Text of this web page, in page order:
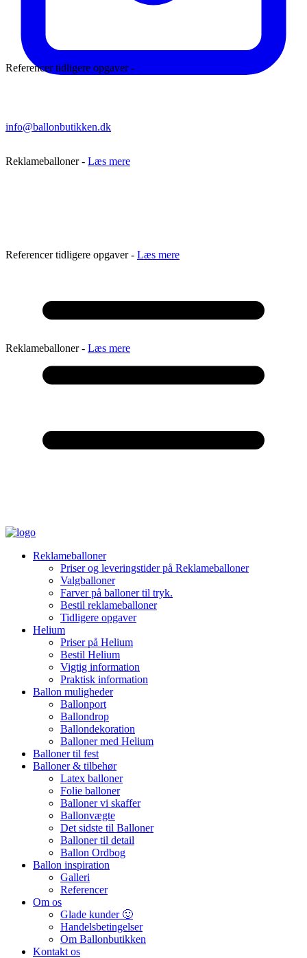
info@ballonbutikken.dk
Referencer tidligere opgaver -
Reklameballoner
Priser og leveringstider på Reklameballoner
Valgballoner
Farver på balloner til tryk.
Bestil reklameballoner
Tidligere opgaver
Helium
Priser på Helium
Bestil Helium
Vigtig information
Praktisk information
Ballon muligheder
Ballonport
Ballondrop
Ballondekoration
Balloner med Helium
Balloner til fest
Balloner & tilbehør
Latex balloner
Folie balloner
Balloner vi skaffer
Ballonvægte
Det sidste til Balloner
Balloner til detail
Ballon Ordbog
Ballon inspiration
Galleri
Referencer
Om os
Glade kunder 🙂
Handelsbetingelser
Om Ballonbutikken
Kontakt os